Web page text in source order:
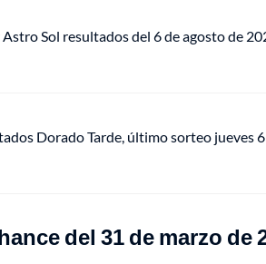
Astro Sol resultados del 6 de agosto de
Dorado Tarde, último sorteo jueves
del 31 de marzo de